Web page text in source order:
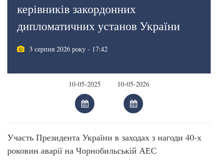
керівників закордонних
дипломатичних установ України
3 серпня 2026 року - 17:42
Участь Президента України в заходах з нагоди 40-х
роковин аварії на Чорнобильській АЕС